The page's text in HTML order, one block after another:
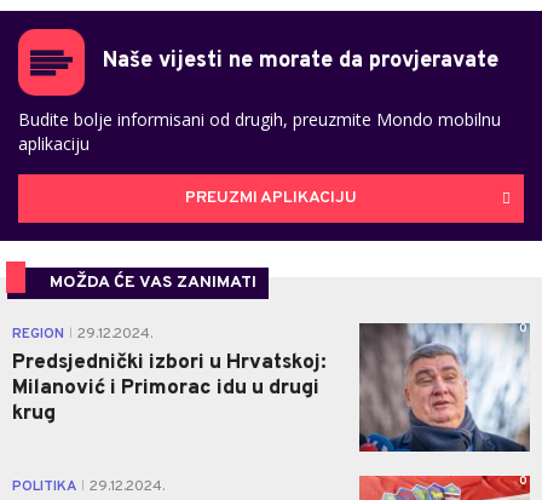
Naše vijesti ne morate da provjeravate
Budite bolje informisani od drugih, preuzmite Mondo mobilnu
aplikaciju
PREUZMI APLIKACIJU
MOŽDA ĆE VAS ZANIMATI
REGION 29.12.2024.
Predsjednički izbori u Hrvatskoj:
Milanović i Primorac idu u drugi
krug
0
POLITIKA 29.12.2024. 0